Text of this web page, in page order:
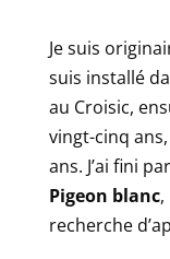
Je suis
suis installé
au Croisic,
vingt-cinq
ans. J’ai fini
Pigeon blanc,
recherche